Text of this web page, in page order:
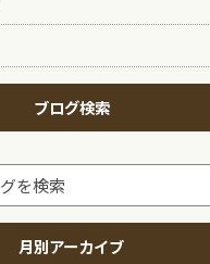
ブログ検索
月別アーカイブ